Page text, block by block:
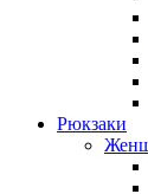
Рюкзаки